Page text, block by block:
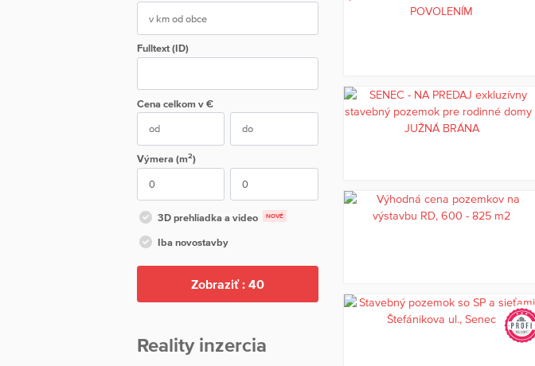
Fulltext (ID)
Cena celkom v €
Výmera (m2)
3D prehliadka a video NOVÉ
Iba novostavby
Zobraziť : 40
Reality inzercia